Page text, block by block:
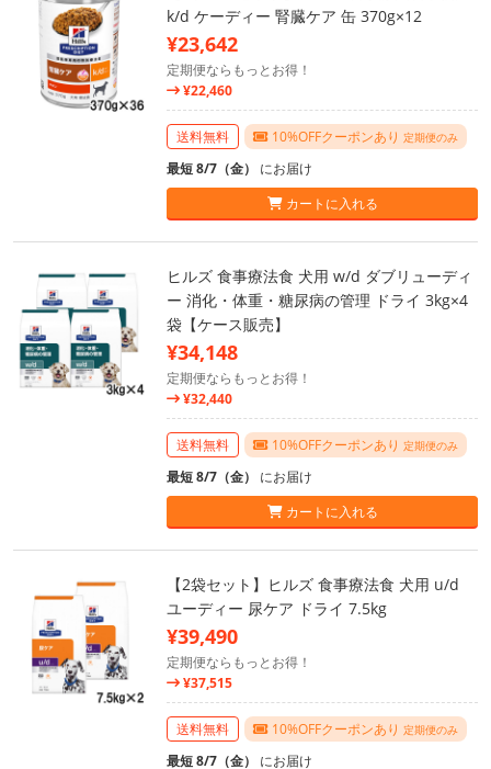
k/d ケーディー 腎臓ケア 缶 370g×12
¥23,642
定期便ならもっとお得！
¥22,460
送料無料 10%OFFクーポンあり 定期便のみ
最短 8/7（金） にお届け
カートに入れる
ヒルズ 食事療法食 犬用 w/d ダブリューディ
ー 消化・体重・糖尿病の管理 ドライ 3kg×4
袋【ケース販売】
¥34,148
定期便ならもっとお得！
¥32,440
送料無料 10%OFFクーポンあり 定期便のみ
最短 8/7（金） にお届け
カートに入れる
【2袋セット】ヒルズ 食事療法食 犬用 u/d
ユーディー 尿ケア ドライ 7.5kg
¥39,490
定期便ならもっとお得！
¥37,515
送料無料 10%OFFクーポンあり 定期便のみ
最短 8/7（金） にお届け